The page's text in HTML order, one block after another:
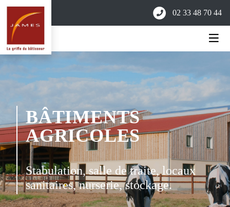
02 33 48 70 44
BÂTIMENTS
AGRICOLES
Stabulation, salle de traite, locaux
sanitaires, nurserie, stockage.